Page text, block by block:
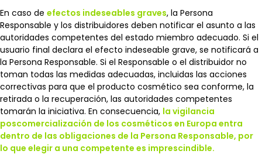
En caso de efectos indeseables graves, la Persona
Responsable y los distribuidores deben notificar el asunto a las
autoridades competentes del estado miembro adecuado. Si el
usuario final declara el efecto indeseable grave, se notificará a
la Persona Responsable. Si el Responsable o el distribuidor no
toman todas las medidas adecuadas, incluidas las acciones
correctivas para que el producto cosmético sea conforme, la
retirada o la recuperación, las autoridades competentes
tomarán la iniciativa. En consecuencia, la vigilancia
poscomercialización de los cosméticos en Europa entra
dentro de las obligaciones de la Persona Responsable, por
lo que elegir a una competente es imprescindible.